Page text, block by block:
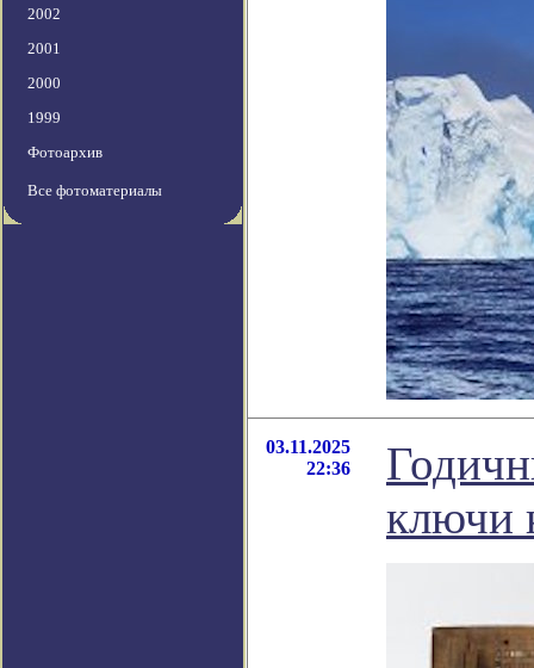
2002
2001
2000
1999
Фотоархив
Все фотоматериалы
03.11.2025
22:36
ключи